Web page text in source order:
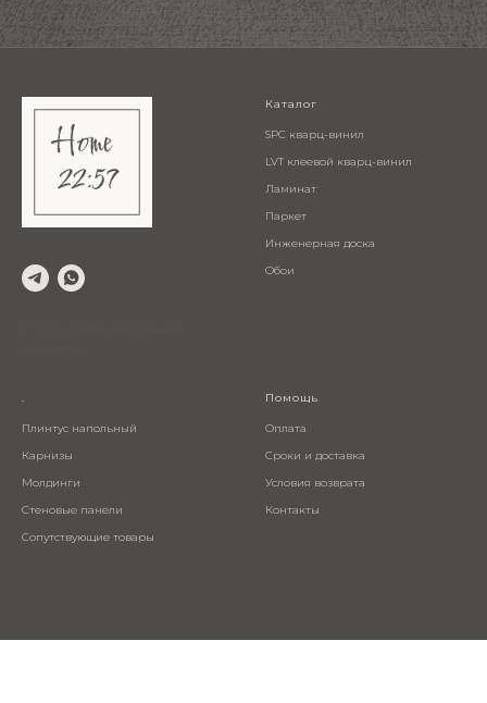
Каталог
SPC кварц-винил
LVT клеевой кварц-винил
Ламинат
Паркет
Инженерная доска
Обои
.
Плинтус напольный
Карнизы
Молдинги
Стеновые панели
Сопутствующие товары
Помощь
Оплата
Сроки и доставка
Условия возврата
Контакты